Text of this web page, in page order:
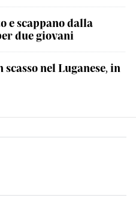
e scappano dalla
due giovani
nel Luganese, in